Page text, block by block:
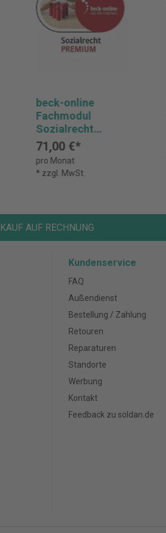
beck-online
Fachmodul
Sozialrecht
PREMIUM
71,00 €*
pro Monat
* zzgl. MwSt.
KAUF AUF RECHNUNG
Kundenservice
FAQ
Außendienst
Bestellung / Zahlung
Retouren
Reparaturen
Standorte
Werbung
Kontakt
Feedback zu soldan.de